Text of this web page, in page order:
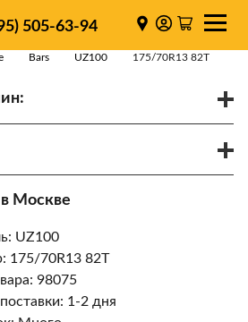
505-63-94
Bars UZ100 175/70R13 82T
Москве
UZ100
175/70R13 82T
98075
1-2 дня